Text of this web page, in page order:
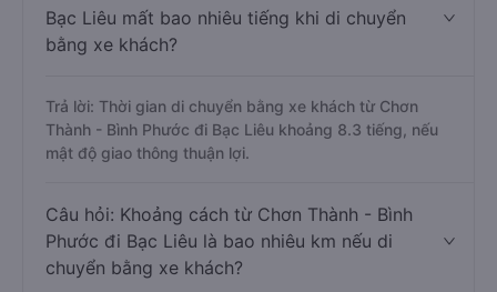
Bạc Liêu mất bao nhiêu tiếng khi di chuyển
bằng xe khách?
Trả lời: Thời gian di chuyển bằng xe khách từ Chơn
Thành - Bình Phước đi Bạc Liêu khoảng 8.3 tiếng, nếu
mật độ giao thông thuận lợi.
Câu hỏi: Khoảng cách từ Chơn Thành - Bình
Phước đi Bạc Liêu là bao nhiêu km nếu di
chuyển bằng xe khách?